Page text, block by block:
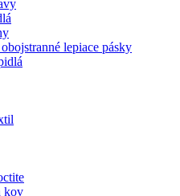
lepiace pásky
kov